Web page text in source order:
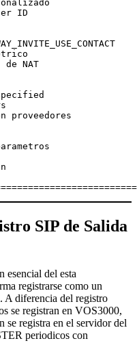
SIP de Salida
esencial del esta
registrarse como un
A diferencia del registro
se registran en VOS3000,
se registra en el servidor del
periodicos con